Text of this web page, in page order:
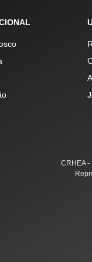
CRHEA